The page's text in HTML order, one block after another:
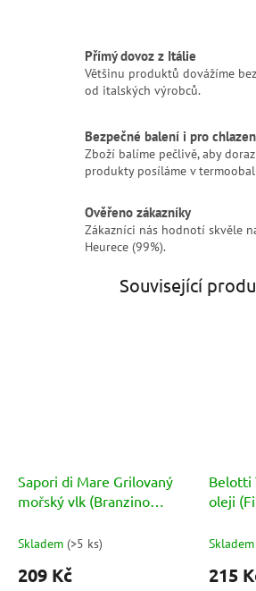
Přímý dovoz z Itálie
Většinu produktů dovážíme
od italských výrobců.
Bezpečné balení i pro
Zboží balíme pečlivě, aby
produkty posíláme v
Ověřeno zákazníky
Zákazníci nás hodnotí skvěle
Heurece (99%).
Související
Sapori di Mare Grilovaný
mořský vlk (Branzino
145g
Skladem (>5 ks)
209 Kč
Belotti
oleji
Skladem
215